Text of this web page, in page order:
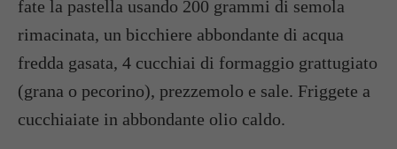
fate la pastella usando 200 grammi di semola
rimacinata, un bicchiere abbondante di acqua
fredda gasata, 4 cucchiai di formaggio grattugiato
(grana o pecorino), prezzemolo e sale. Friggete a
cucchiaiate in abbondante olio caldo.